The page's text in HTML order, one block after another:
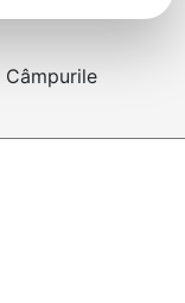
Câmpurile